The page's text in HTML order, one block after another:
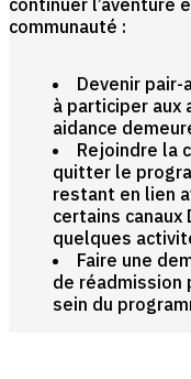
communauté :
Devenir
à participer aux
aidance
Rejoindre la
quitter le
restant en lien
certains
quelques
Faire une
de réadmission
sein du